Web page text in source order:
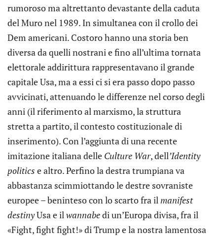
rumoroso ma altrettanto devastante della caduta
del Muro nel 1989. In simultanea con il crollo dei
Dem americani. Costoro hanno una storia ben
diversa da quelli nostrani e fino all’ultima tornata
elettorale addirittura rappresentavano il grande
capitale Usa, ma a essi ci si era passo dopo passo
avvicinati, attenuando le differenze nel corso degli
anni (il riferimento al marxismo, la struttura
stretta a partito, il contesto costituzionale di
inserimento). Con l’aggiunta di una recente
imitazione italiana delle Culture War, dell’Identity
politics e altro. Perfino la destra trumpiana va
abbastanza scimmiottando le destre sovraniste
europee –­ beninteso con lo scarto fra ilmanifest
destinyUsa e ilwannabedi un’Europa divisa, fra il
«Fight, fight fight!» di Trump e la nostra lamentosa